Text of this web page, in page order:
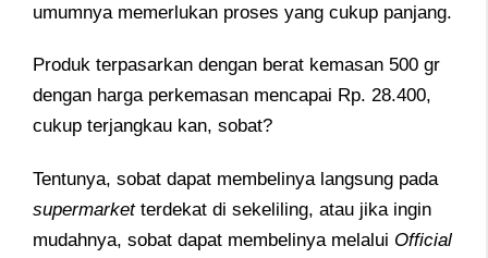
umumnya memerlukan proses yang cukup panjang.
Produk terpasarkan dengan berat kemasan 500 gr
dengan harga perkemasan mencapai Rp. 28.400,
cukup terjangkau kan, sobat?
Tentunya, sobat dapat membelinya langsung pada
supermarketterdekat di sekeliling, atau jika ingin
mudahnya, sobat dapat membelinya melalui Official